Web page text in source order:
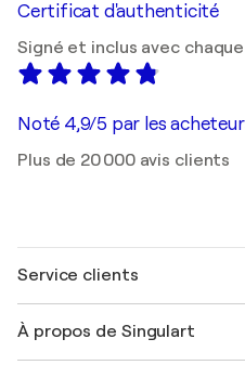
Certificat d'authenticité
Signé et inclus avec
Noté 4,9/5 par les
Plus de 20 000 avis clients
Service clients
Expédition
À propos de Singulart